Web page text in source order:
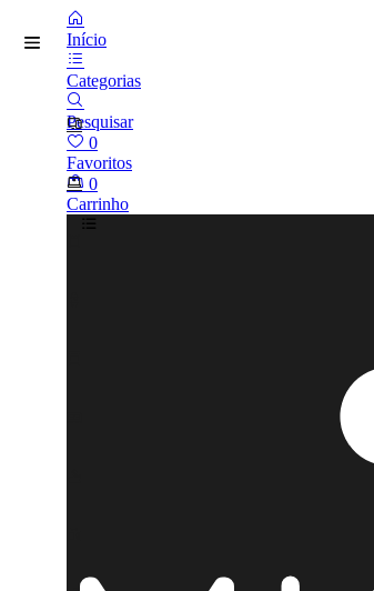
Início
Categorias
Pesquisar
0
Favoritos
0
Carrinho